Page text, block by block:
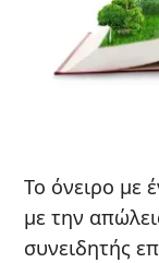
Το όνειρο με
με την
συνειδητής